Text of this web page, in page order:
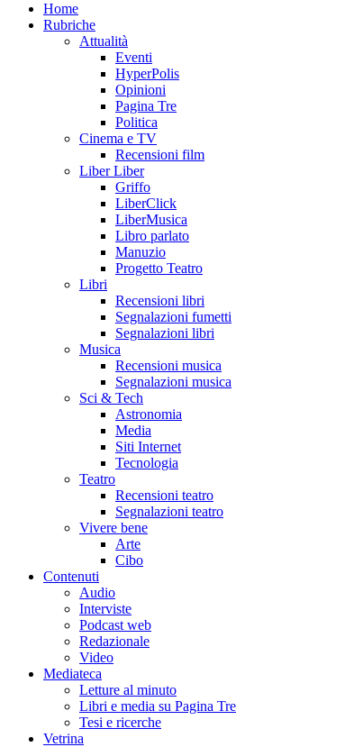
Home
Rubriche
Attualità
Eventi
HyperPolis
Opinioni
Pagina Tre
Politica
Cinema e TV
Recensioni film
Liber Liber
Griffo
LiberClick
LiberMusica
Libro parlato
Manuzio
Progetto Teatro
Libri
Recensioni libri
Segnalazioni fumetti
Segnalazioni libri
Musica
Recensioni musica
Segnalazioni musica
Sci & Tech
Astronomia
Media
Siti Internet
Tecnologia
Teatro
Recensioni teatro
Segnalazioni teatro
Vivere bene
Arte
Cibo
Contenuti
Audio
Interviste
Podcast web
Redazionale
Video
Mediateca
Letture al minuto
Libri e media su Pagina Tre
Tesi e ricerche
Vetrina